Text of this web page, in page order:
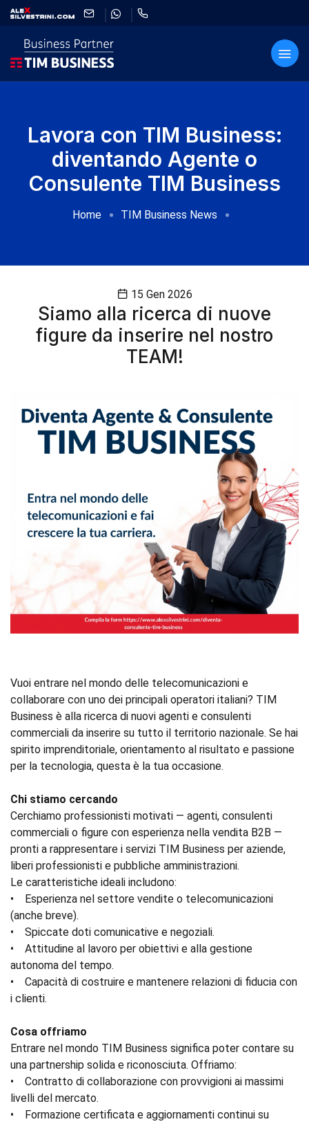
Lavora con TIM Business:
diventando Agente o
Consulente TIM Business
Home TIM Business News
15 Gen 2026
Siamo alla ricerca di nuove
figure da inserire nel nostro
TEAM!
Vuoi entrare nel mondo delle telecomunicazioni e
collaborare con uno dei principali operatori italiani? TIM
Business è alla ricerca di nuovi agenti e consulenti
commerciali da inserire su tutto il territorio nazionale. Se hai
spirito imprenditoriale, orientamento al risultato e passione
per la tecnologia, questa è la tua occasione.
Chi stiamo cercando
Cerchiamo professionisti motivati — agenti, consulenti
commerciali o figure con esperienza nella vendita B2B —
pronti a rappresentare i servizi TIM Business per aziende,
liberi professionisti e pubbliche amministrazioni.
Le caratteristiche ideali includono:
• Esperienza nel settore vendite o telecomunicazioni
(anche breve).
• Spiccate doti comunicative e negoziali.
• Attitudine al lavoro per obiettivi e alla gestione
autonoma del tempo.
• Capacità di costruire e mantenere relazioni di fiducia con
i clienti.
Cosa offriamo
Entrare nel mondo TIM Business significa poter contare su
una partnership solida e riconosciuta. Offriamo:
• Contratto di collaborazione con provvigioni ai massimi
livelli del mercato.
• Formazione certificata e aggiornamenti continui su